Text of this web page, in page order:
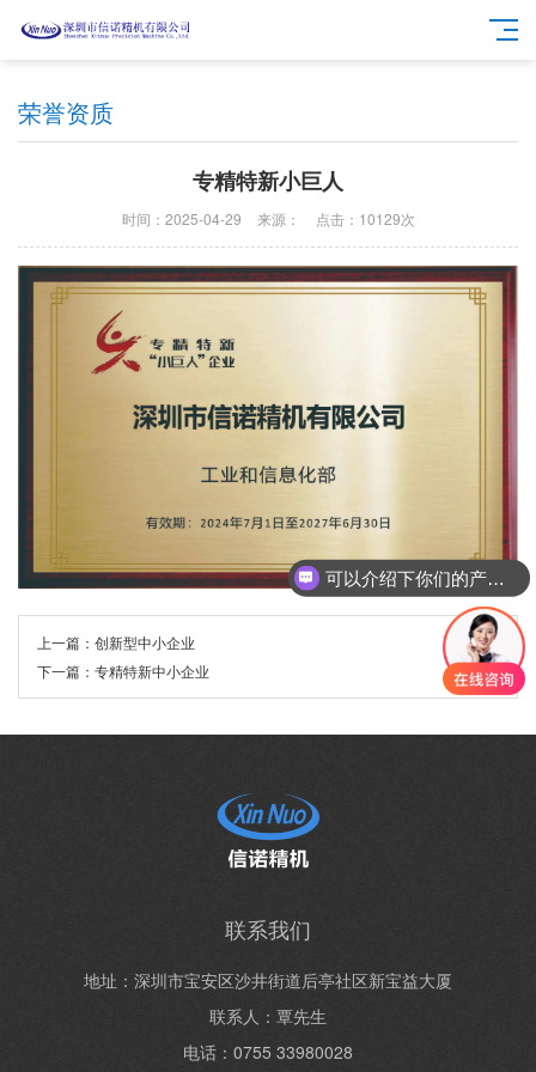
荣誉资质
专精特新小巨人
时间：2025-04-29 来源： 点击：10129次
上一篇： 创新型中小企业
下一篇： 专精特新中小企业
联系我们
地址：深圳市宝安区沙井街道后亭社区新宝益大厦
联系人：覃先生
电话：0755 33980028
可以介绍下你们的产品么